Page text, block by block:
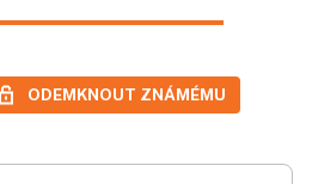
ODEMKNOUT ZNÁMÉMU